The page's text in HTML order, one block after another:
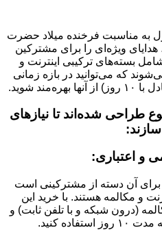
به مناسبت فرخنده میلاد حضرت
ویژه‌ای را برای مشترکین
بسته‌های ترکیبی اینترنت و
که می‌توانید در بازه زمانی
طراحی شده‌اند تا نیازهای
برای آن دسته از مشترکینی است
و مکالمه هستند. با خرید این
از ۶۰۰ دقیقه مکالمه (درون شبکه و با تلفن ثابت) و